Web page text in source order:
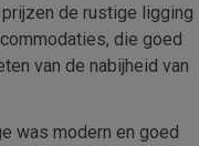
de rustige ligging
die goed
van de nabijheid van
was modern en goed